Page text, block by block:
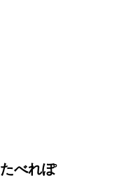
たべれぽ